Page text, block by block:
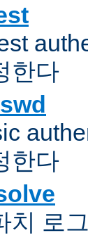
한다
한다
치 로